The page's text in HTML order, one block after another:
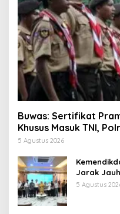
Buwas: Sertifikat
Khusus Masuk TNI,
5 Agustus 2026
Jarak
5 Agustus